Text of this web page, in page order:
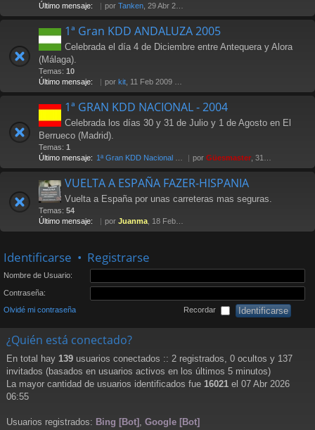
Último mensaje:
por Tanken , 29 Abr 2006 14:25
1ª Gran KDD ANDALUZA 2005
Celebrada el día 4 de Diciembre entre Antequera y Alora
(Málaga).
Temas: 10
Último mensaje:
por kit , 11 Feb 2009 17:08
1ª GRAN KDD NACIONAL - 2004
Celebrada los días 30 y 31 de Julio y 1 de Agosto en El
Berrueco (Madrid).
Temas: 1
Último mensaje: 1ª Gran KDD Nacional 2004 por Güesmaster , 31 Oct 2005 11:37
VUELTA A ESPAÑA FAZER-HISPANIA
Vuelta a España por unas carreteras mas seguras.
Temas: 54
Último mensaje:
por Juanma , 18 Feb 2013 12:27
Identificarse • Registrarse
Nombre de Usuario:
Contraseña:
Olvidé mi contraseña Recordar
¿Quién está conectado?
En total hay 139 usuarios conectados :: 2 registrados, 0 ocultos y 137
invitados (basados en usuarios activos en los últimos 5 minutos)
La mayor cantidad de usuarios identificados fue 16021 el 07 Abr 2026
06:55
Usuarios registrados: Bing [Bot] , Google [Bot]